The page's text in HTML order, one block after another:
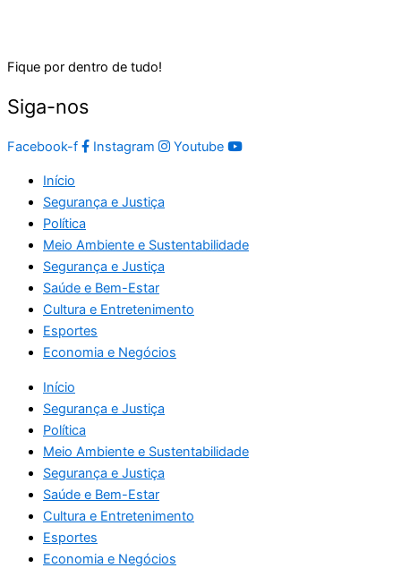
Fique por dentro de tudo!
Siga-nos
Facebook-f Instagram Youtube
Início
Segurança e Justiça
Política
Meio Ambiente e Sustentabilidade
Segurança e Justiça
Saúde e Bem-Estar
Cultura e Entretenimento
Esportes
Economia e Negócios
Início
Segurança e Justiça
Política
Meio Ambiente e Sustentabilidade
Segurança e Justiça
Saúde e Bem-Estar
Cultura e Entretenimento
Esportes
Economia e Negócios